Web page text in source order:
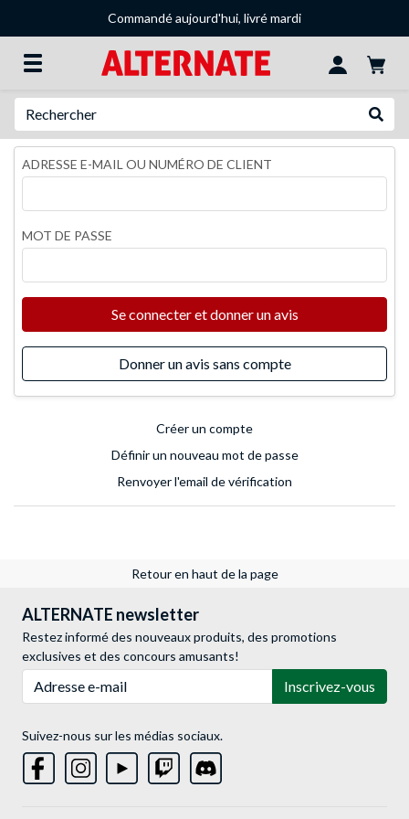
Commandé aujourd'hui, livré mardi
ADRESSE E-MAIL OU NUMÉRO DE CLIENT
MOT DE PASSE
Se connecter et donner un avis
Donner un avis sans compte
Créer un compte
Définir un nouveau mot de passe
Renvoyer l'email de vérification
Retour en haut de la page
ALTERNATE newsletter
Restez informé des nouveaux produits, des promotions
exclusives et des concours amusants!
Inscrivez-vous
Suivez-nous sur les médias sociaux.